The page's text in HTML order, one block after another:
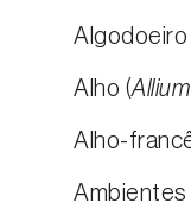
Algodoeiro
Alho (
Alho-
Ambientes